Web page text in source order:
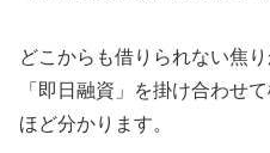
どこからも借りられない焦
「即日融資」を掛け合わせ
ほど分かります。